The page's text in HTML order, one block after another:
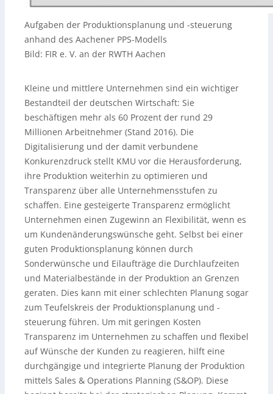
Aufgaben der Produktionsplanung und -steuerung
anhand des Aachener PPS-Modells
Bild: FIR e. V. an der RWTH Aachen
Kleine und mittlere Unternehmen sind ein wichtiger
Bestandteil der deutschen Wirtschaft: Sie
beschäftigen mehr als 60 Prozent der rund 29
Millionen Arbeitnehmer (Stand 2016). Die
Digitalisierung und der damit verbundene
Konkurenzdruck stellt KMU vor die Herausforderung,
ihre Produktion weiterhin zu optimieren und
Transparenz über alle Unternehmensstufen zu
schaffen. Eine gesteigerte Transparenz ermöglicht
Unternehmen einen Zugewinn an Flexibilität, wenn es
um Kundenänderungswünsche geht. Selbst bei einer
guten Produktionsplanung können durch
Sonderwünsche und Eilaufträge die Durchlaufzeiten
und Materialbestände in der Produktion an Grenzen
geraten. Dies kann mit einer schlechten Planung sogar
zum Teufelskreis der Produktionsplanung und -
steuerung führen. Um mit geringen Kosten
Transparenz im Unternehmen zu schaffen und flexibel
auf Wünsche der Kunden zu reagieren, hilft eine
durchgängige und integrierte Planung der Produktion
mittels Sales & Operations Planning (S&OP). Diese